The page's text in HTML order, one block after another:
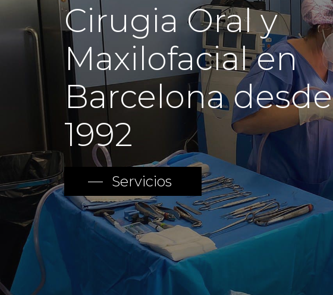
Hit enter to search or ESC to close
Cirugia Oral y
Maxilofacial en
Barcelona desde
1992
Servicios